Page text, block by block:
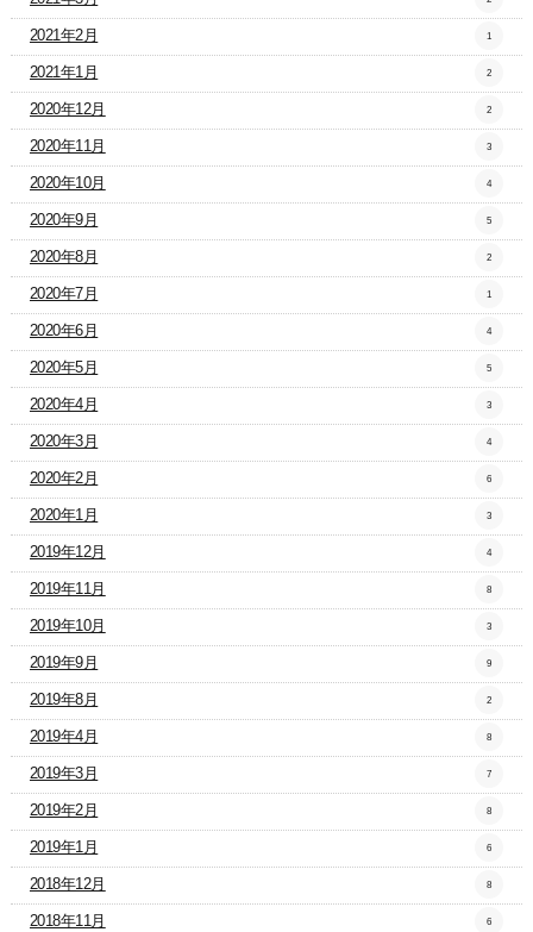
2021年2月 1
2021年1月 2
2020年12月 2
2020年11月 3
2020年10月 4
2020年9月 5
2020年8月 2
2020年7月 1
2020年6月 4
2020年5月 5
2020年4月 3
2020年3月 4
2020年2月 6
2020年1月 3
2019年12月 4
2019年11月 8
2019年10月 3
2019年9月 9
2019年8月 2
2019年4月 8
2019年3月 7
2019年2月 8
2019年1月 6
2018年12月 8
2018年11月 6